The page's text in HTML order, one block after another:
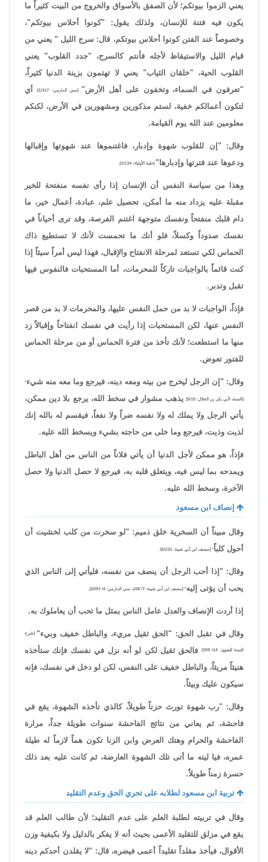
يعني الزموا بيوتكم؛ لأن الصفق بالأسواق والخروج من البيت كثيراً ما
يكون فيه فتنة للإنسان، ولذلك يقول: "كونوا أحلاس بيوتكم"،
وخصوصاً عند الفتن كونوا أحلاس بيوتكم، قال: سرج الليل " يعني من
قيام الليل والاستيقاظ لأجله فأنتم كالسرج، "جدد القلوب" يعني
القلوب الحية، "خلقان الثياب" يعني لا تهتمون بزينة الدنيا كثيراً،
"تعرفون في السماء، وتخفون على أهل الأرض" [سنن الدارمي: 1/317]
أي
لتكون أعمالكم خفية، لستم مذكورين ومشهورين في الأرض، لكنكم
معلومين عند الله يوم القيامة.
وقال: "إن للقلوب شهوة وإدبار، فاغتنموها عند شهوتها وإقبالها
ودعوها عند فترتها وإدبارها" [حلية الأولياء: 1/134].
وهذا من سياسة النفس أن الإنسان إذا رأى نفسه منفتحة للخير
مقبلة عليه يزداد منه ما أمكن، تحصيل علم، عبادة، أعمال خير، ما
دام قلبك منفتحاً ونفسك متوجهة اغتنم الفرصة، وقد ترى أحياناً في
نفسك صدوداً وكسلاً، فلو أنك ما تحمست لأنك لا تستطيع ذاك
الحماس لكي تستعد لمرحلة الانفتاح والإقبال، فهذا ليس أمراً سيئاً إذا
كنت قائماً بالواجبات تاركاً للمحرمات، أما المستحبات فالنفوس فيها
تقبل وتدبر.
فإذاً، الواجبات لا بد من حمل النفس عليها، والمحرمات لا بد من قصر
النفس عنها، لكن المستحبات إذا رأيت في نفسك انفتاحاً وإقبالاً زد
منها ما استطعت؛ لأنك تأخذ من فترة الحماس أو من مرحلة الحماس
للفتور تعوض.
وقال: "إن الرجل ليخرج من بيته ومعه دينه، فيرجع وما معه منه شيء"
[السنة، لأبي بكر بن الخلال: 5/15]
يذهب مشوار في سخط الله، يرجع بلا دين ممكن،
يأتي الرجل ولا يملك له ولا نفسه ضراً ولا نفعاً، فيقسم له بالله إنك
لذيت وذيت، فيرجع وما خلى من حاجته بشيء ويسخط الله عليه.
فإذاً، هو ممكن لأجل الدنيا أن يأتي فلاناً من الناس من أهل الباطل
ويمدحه بما ليس فيه، ويتعلق قلبه به، فيرجع لا حصل الدنيا ولا حصل
الآخرة، وسخط الله عليه.
إنصاف ابن مسعود
وقال مبيناً أن السخرية خلق ذميم: "لو سخرت من كلب لخشيت أن
أحول كلباً" [مصنف ابن أبي شيبة: 5/231].
وقال: "إذا أحب الرجل أن ينصف من نفسه، فليأتي إلى الناس الذي
يحب أن يؤتى إليه" [مصنف ابن أبي شيبة: 7/ 108، سنن الدارمي: 4/ 2093].
إذا أردت الإنصاف والعدل عامل الناس بمثل ما تحب أن يعاملوك به.
وقال في تقبل الحق: "الحق ثقيل مريء، والباطل خفيف وبيء" [شرح
السنة للبغوي: 14/ 309]
فالحق ثقيل لكن لو أنه نزل في نفسك فإنك ستأخذه
هنيئاً مريئاً، والباطل خفيف على النفس، لكن لو دخل في نفسك، فإنه
سيكون عليك وبيئاً.
وقال: "رب شهوة تورث حزناً طويلاً، كالذي تأخذه الشهوة، يقع في
فاحشة، ثم يعاني من نتائج الفاحشة سنوات طويلة جداً، مرارة
الفاحشة والحرام وهتك العرض وابن الزنا تكون هماً لازماً له طيلة
عمره، فيا ليته ما أتى تلك الشهوة العارضة، ثم كانت عليه بعد ذلك
حسرة زمناً طويلاً.
تربية ابن مسعود لطلابه على تحري الحق وعدم التقليد
وقال في تربيته لطلبة العلم على عدم التقليد؛ لأن طالب العلم قد
يقع في مزلق للتقليد الأعمى بحيث أنه لا يفكر بالدليل ولا بكيفية وزن
الأقوال، فيأخذ مقلداً تقليداً أعمى فيضره، قال: "لا يقلدن أحدكم دينه